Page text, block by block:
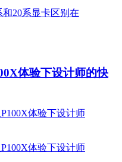
体验下设计师的快